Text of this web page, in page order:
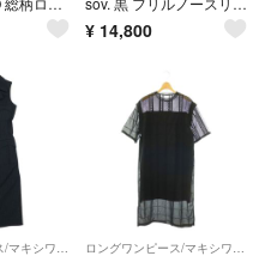
¥ 14,800
ロングワンピース/マキシワンピース ロングワンピース/マキシワンピース